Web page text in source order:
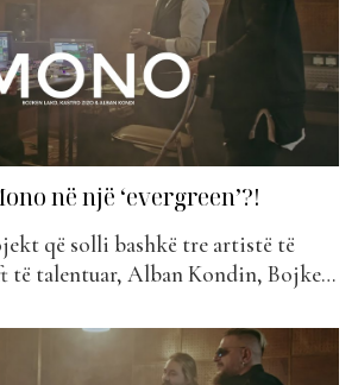
në një ‘evergreen’?!
që solli bashkë tre artistë të
të talentuar, Alban Kondin, Bojken
si pjesë e klasifikimit të “The
këtë javë është rritur me 9